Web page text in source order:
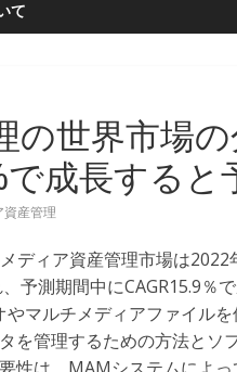
て
の世界市場
成長すると
資産管理
ディア資産管理市場は
予測期間中にCAGR15.9％
マルチメディアファイル
を管理するための方法とソ